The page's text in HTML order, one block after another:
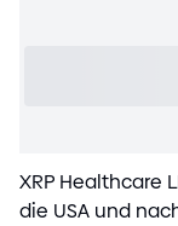
XRP Healthcare
die USA und